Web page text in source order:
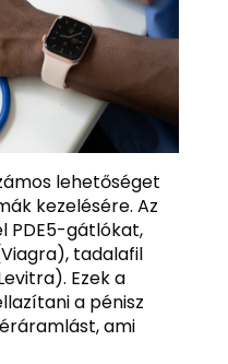
lehetőséget
kezelésére. Az
PDE5-gátlókat,
tadalafil
Ezek a
a pénisz
ami